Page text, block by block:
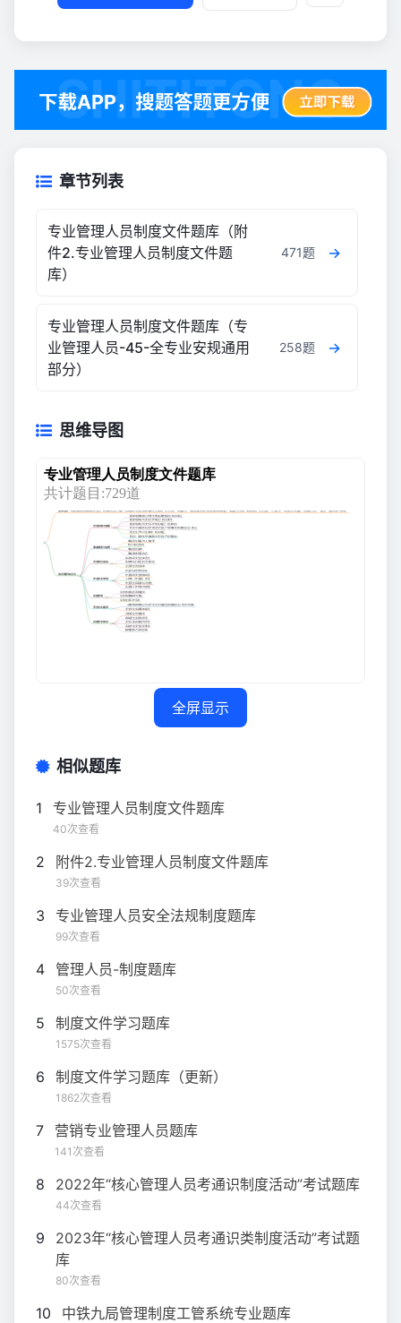
章节列表
专业管理人员制度文件题库（附
件2.专业管理人员制度文件题
库）
471题
专业管理人员制度文件题库（专
业管理人员-45-全专业安规通用
部分）
258题
思维导图
全屏显示
相似题库
1 专业管理人员制度文件题库
40次查看
2 附件2.专业管理人员制度文件题库
39次查看
3 专业管理人员安全法规制度题库
99次查看
4 管理人员-制度题库
50次查看
5 制度文件学习题库
1575次查看
6 制度文件学习题库（更新）
1862次查看
7 营销专业管理人员题库
141次查看
8 2022年“核心管理人员考通识制度活动”考试题库
44次查看
9
2023年“核心管理人员考通识类制度活动”考试题
库
80次查看
10 中铁九局管理制度工管系统专业题库